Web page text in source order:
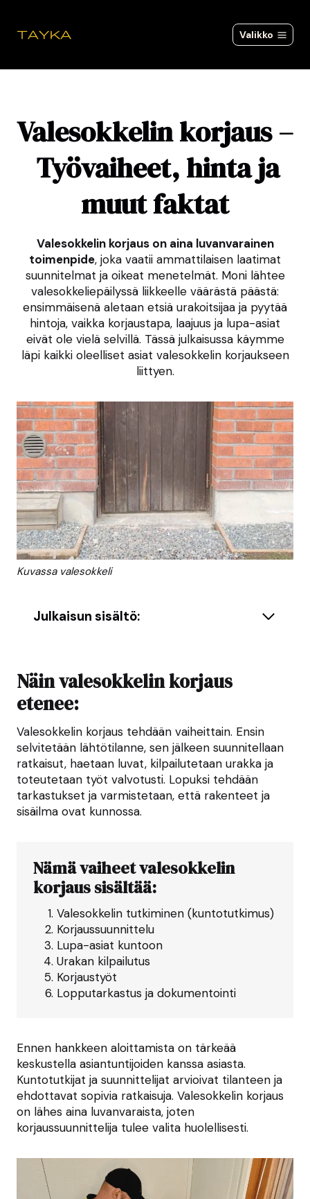
Valikko
Valesokkelin korjaus –
Työvaiheet, hinta ja
muut faktat
Valesokkelin korjaus on aina luvanvarainen
toimenpide, joka vaatii ammattilaisen laatimat
suunnitelmat ja oikeat menetelmät. Moni lähtee
valesokkeliepäilyssä liikkeelle väärästä päästä:
ensimmäisenä aletaan etsiä urakoitsijaa ja pyytää
hintoja, vaikka korjaustapa, laajuus ja lupa-asiat
eivät ole vielä selvillä. Tässä julkaisussa käymme
läpi kaikki oleelliset asiat valesokkelin korjaukseen
liittyen.
Kuvassa valesokkeli
Julkaisun sisältö:
Näin valesokkelin korjaus
etenee:
Valesokkelin korjaus tehdään vaiheittain. Ensin
selvitetään lähtötilanne, sen jälkeen suunnitellaan
ratkaisut, haetaan luvat, kilpailutetaan urakka ja
toteutetaan työt valvotusti. Lopuksi tehdään
tarkastukset ja varmistetaan, että rakenteet ja
sisäilma ovat kunnossa.
Nämä vaiheet valesokkelin
korjaus sisältää:
Valesokkelin tutkiminen (kuntotutkimus)
Korjaussuunnittelu
Lupa-asiat kuntoon
Urakan kilpailutus
Korjaustyöt
Lopputarkastus ja dokumentointi
Ennen hankkeen aloittamista on tärkeää
keskustella asiantuntijoiden kanssa asiasta.
Kuntotutkijat ja suunnittelijat arvioivat tilanteen ja
ehdottavat sopivia ratkaisuja. Valesokkelin korjaus
on lähes aina luvanvaraista, joten
korjaussuunnittelija tulee valita huolellisesti.